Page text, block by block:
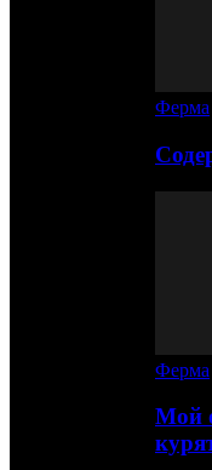
Ферма
Ферма
Мой